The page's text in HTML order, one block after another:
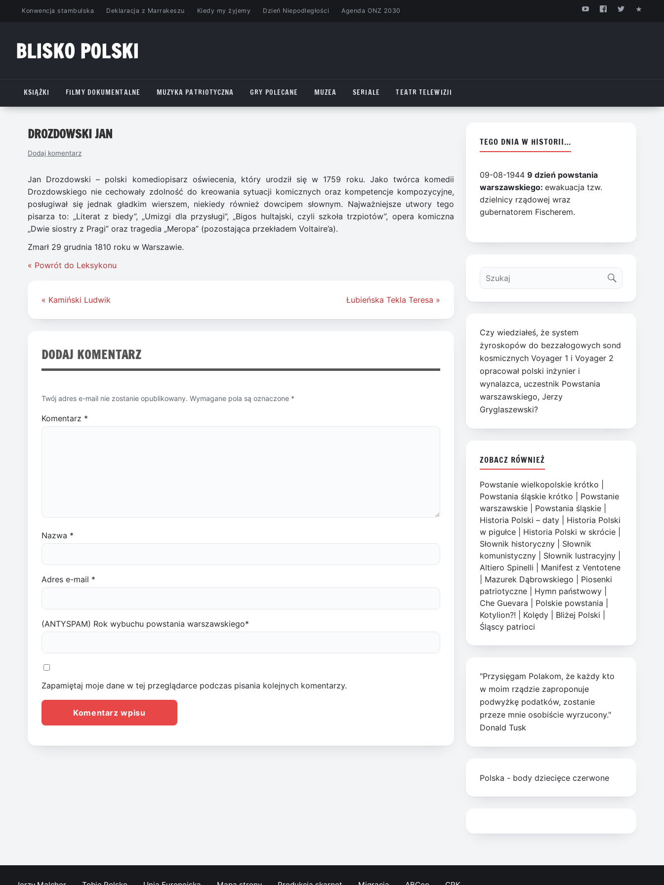
PrzejdźKonwencja stambulska Deklaracja z Marrakeszu Kiedy my żyjemy Dzień Niepodległości Agenda ONZ 2030
BLISKO POLSKI
KSIĄŻKI
FILMY DOKUMENTALNE MUZYKA PATRIOTYCZNA GRY POLECANE MUZEA SERIALE TEATR TELEWIZJI
DROZDOWSKI JAN
Dodaj komentarz
Jan Drozdowski – polski komediopisarz oświecenia, który urodził się w 1759 roku. Jako twórca komedii
Drozdowskiego nie cechowały zdolność do kreowania sytuacji komicznych oraz kompetencje kompozycyjne,
posługiwał się jednak gładkim wierszem, niekiedy również dowcipem słownym. Najważniejsze utwory tego
pisarza to: „Literat z biedy”, „Umizgi dla przysługi”, „Bigos hultajski, czyli szkoła trzpiotów”, opera komiczna
„Dwie siostry z Pragi” oraz tragedia „Meropa” (pozostająca przekładem Voltaire’a).
Zmarł 29 grudnia 1810 roku w Warszawie.
« Powrót do Leksykonu
Nawigacja
« Kamiński Ludwik Łubieńska Tekla Teresa »
DODAJ KOMENTARZ
Twój adres e-mail nie zostanie opublikowany. Wymagane pola są oznaczone *
Komentarz *
Nazwa *
Adres e-mail *
(ANTYSPAM) Rok wybuchu powstania warszawskiego*
Zapamiętaj moje dane w tej przeglądarce podczas pisania kolejnych komentarzy.
TEGO DNIA W HISTORII…
09-08-19449 dzień powstania
warszawskiego:ewakuacja tzw.
dzielnicy rządowej wraz
gubernatorem Fischerem.
Czy wiedziałeś, że system
żyroskopów do bezzałogowych sond
kosmicznych Voyager 1 i Voyager 2
opracował polski inżynier i
wynalazca, uczestnik Powstania
warszawskiego, Jerzy
Gryglaszewski?
ZOBACZ RÓWNIEŻ
Powstanie wielkopolskie krótko
Powstania śląskie krótko
Powstanie
warszawskie
Powstania śląskie
Historia Polski – daty
Historia Polski
w pigułce
Historia Polski w skrócie
Słownik historyczny
Słownik
komunistyczny
Słownik lustracyjny
Altiero Spinelli
Manifest z Ventotene
Mazurek Dąbrowskiego
Piosenki
patriotyczne
Hymn państwowy
Che Guevara
Polskie powstania
Kotylion?!
Kolędy Bliżej Polski
Śląscy patrioci
"Przysięgam Polakom, że każdy kto
w moim rządzie zaproponuje
podwyżkę podatków, zostanie
przeze mnie osobiście wyrzucony."
Donald Tusk
Polska - body dziecięce czerwone